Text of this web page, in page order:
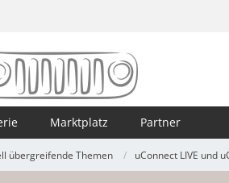
Marktplatz Partner
übergreifende Themen uConnect LIVE und